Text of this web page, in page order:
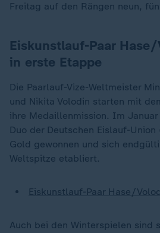
Freitag auf den Rängen neun,
Eiskunstlauf-Paar
in erste Etappe
Die Paarlauf-Vize-Weltmeister
und Nikita Volodin starten mit
ihre Medaillenmission. Im
Duo der Deutschen Eislauf-
Gold gewonnen und sich
Weltspitze etabliert.
Eiskunstlauf-Paar Hase/
Auch bei den Winterspielen sind